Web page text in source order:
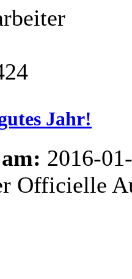
Jahr!
2016-
Officielle